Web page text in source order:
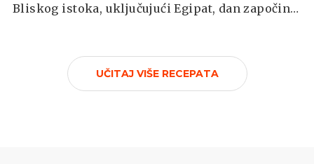
Bliskog istoka, uključujući Egipat, dan započinje
UČITAJ VIŠE RECEPATA